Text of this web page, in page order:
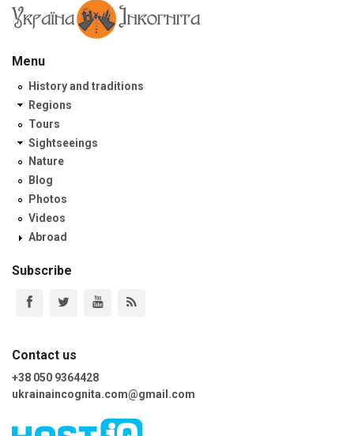
Menu
History and traditions
Regions
Tours
Sightseeings
Nature
Blog
Photos
Videos
Abroad
Subscribe
Contact us
+38 050 9364428
ukrainaincognita.com@gmail.com